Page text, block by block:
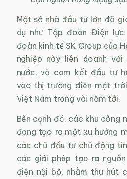
Một số nhà đầu tư lớn đã
dụ như Tập đoàn Điện lực
đoàn kinh tế SK Group của
nghiệp này liên doanh
nước, và cam kết đầu tư
vào thị trường điện mặt
Việt Nam trong vài năm tới.
Bên cạnh đó, các khu công
đang tạo ra một xu hướng
các chủ đầu tư chủ động
các giải pháp tạo ra
điện nội bộ, nhằm thu hút